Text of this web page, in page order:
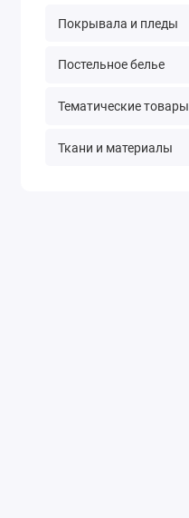
Покрывала и пледы
Постельное белье
Тематические товары
Ткани и материалы